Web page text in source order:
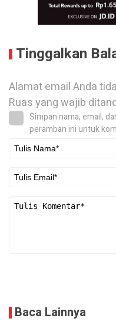
Tinggalkan
Alamat email Anda
Ruas yang wajib
Simpan nama, email,
peramban ini untuk
Baca Lainnya